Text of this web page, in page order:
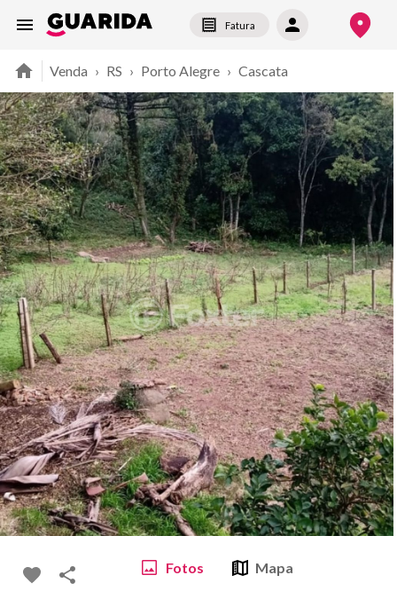
Fatura
Venda › RS › Porto Alegre › Cascata
Fotos Mapa